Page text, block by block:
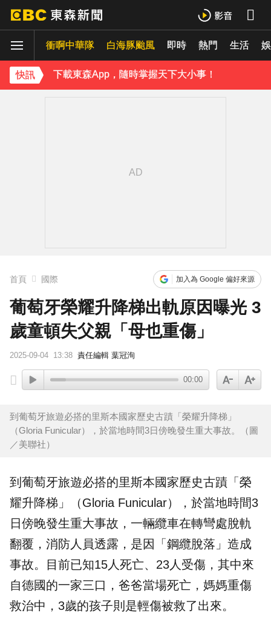
衝啊中華隊 白海豚颱風 即時 熱門 生活
快訊
下載東森App，隨時掌握天下大小事！
首頁 國際 加入為 Google 偏好來源
葡萄牙榮耀升降梯出軌原因曝光 3
歲童頓失父親「母也重傷」
2025-09-04 13:38 責任編輯 葉冠洵
00:00
到葡萄牙旅遊必搭的里斯本國家歷史古蹟「榮耀升降梯」
（Gloria Funicular），於當地時間3日傍晚發生重大事故。（圖
／美聯社）
到 葡萄牙旅遊必搭的里斯本國家歷史古蹟「榮
耀升降梯」（Gloria Funicular），於當地時間3
日傍晚發生重大事故 ，一輛纜車在轉彎處脫軌
翻覆，消防人員透露，是因「鋼纜脫落」造成
事故。目前已知15人死亡、23人受傷，其中來
自德國的一家三口，爸爸當場死亡，媽媽重傷
救治中，3歲的孩子則是輕傷被救了出來。